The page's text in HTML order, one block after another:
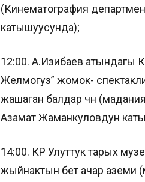
(Кинематография
катышуусунда);
12:00. А.Изибаев атындагы
Желмогуз” жомок-
жашаган балдар үчүн
Азамат Жаманкуловдун
14:00. КР Улуттук тарых
жыйнактын бет ачар аземи